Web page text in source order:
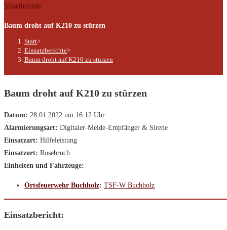
Baum droht auf K210 zu stürzen
Start>
Einsatzberichte>
Baum droht auf K210 zu stürzen
Baum droht auf K210 zu stürzen
Datum: 28.01.2022 um 16:12 Uhr
Alarmierungsart: Digitaler-Melde-Empfänger & Sirene
Einsatzart: Hilfeleistung
Einsatzort: Rosebruch
Einheiten und Fahrzeuge:
Ortsfeuerwehr Buchholz: TSF-W Buchholz
Einsatzbericht: